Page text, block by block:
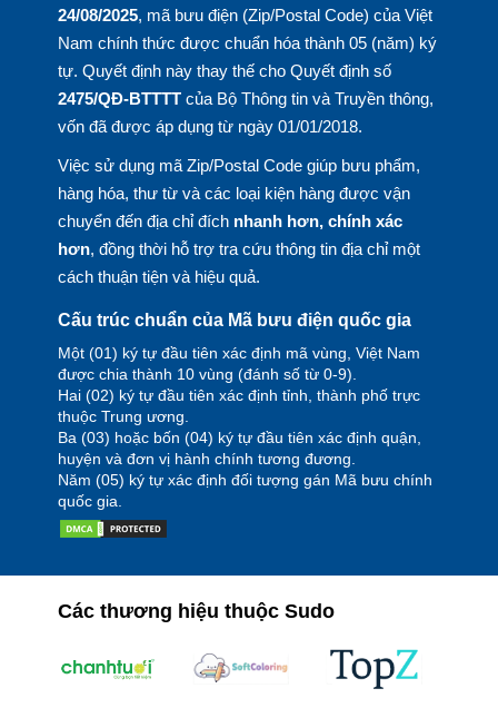
24/08/2025, mã bưu điện (Zip/Postal Code) của Việt
Nam chính thức được chuẩn hóa thành 05 (năm) ký
tự. Quyết định này thay thế cho Quyết định số
2475/QĐ-BTTTTcủa Bộ Thông tin và Truyền thông,
vốn đã được áp dụng từ ngày 01/01/2018.
Việc sử dụng mã Zip/Postal Code giúp bưu phẩm,
hàng hóa, thư từ và các loại kiện hàng được vận
chuyển đến địa chỉ đích nhanh hơn, chính xác
hơn, đồng thời hỗ trợ tra cứu thông tin địa chỉ một
cách thuận tiện và hiệu quả.
Cấu trúc chuẩn của Mã bưu điện quốc gia
Một (01) ký tự đầu tiên xác định mã vùng, Việt Nam
được chia thành 10 vùng (đánh số từ 0-9).
Hai (02) ký tự đầu tiên xác định tỉnh, thành phố trực
thuộc Trung ương.
Ba (03) hoặc bốn (04) ký tự đầu tiên xác định quận,
huyện và đơn vị hành chính tương đương.
Năm (05) ký tự xác định đối tượng gán Mã bưu chính
quốc gia.
Các thương hiệu thuộc Sudo